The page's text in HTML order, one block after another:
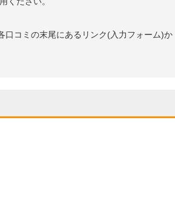
口コミの末尾にあるリンク(入力フォーム)か